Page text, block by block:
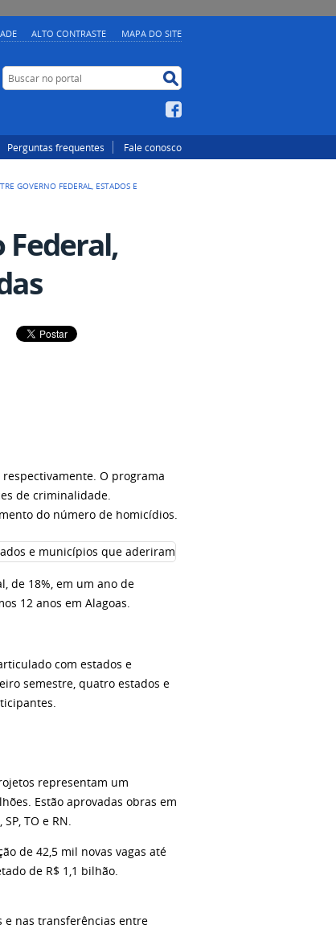
ALTO CONTRASTE MAPA DO SITE
Buscar no portal
Perguntas frequentes Fale conosco
GOVERNO FEDERAL, ESTADOS E
O programa
de criminalidade.
do número de homicídios.
de 18%, em um ano de
12 anos em Alagoas.
com estados e
semestre, quatro estados e
representam um
Estão aprovadas obras em
SP, TO e RN.
de 42,5 mil novas vagas até
de R$ 1,1 bilhão.
e nas transferências entre